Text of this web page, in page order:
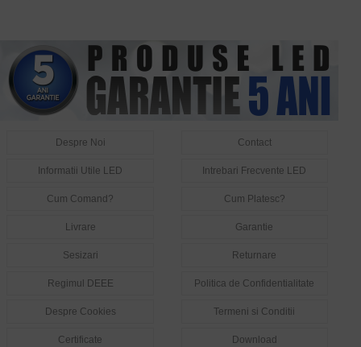
Despre Noi Contact
Informatii Utile LED Intrebari Frecvente LED
Cum Comand? Cum Platesc?
Livrare Garantie
Sesizari Returnare
Regimul DEEE Politica de Confidentialitate
Despre Cookies Termeni si Conditii
Certificate Download